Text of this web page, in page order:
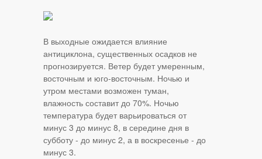
В выходные ожидается влияние
антициклона, существенных осадков не
прогнозируется. Ветер будет умеренным,
восточным и юго-восточным. Ночью и
утром местами возможен туман,
влажность составит до 70%. Ночью
температура будет варьироваться от
минус 3 до минус 8, в середине дня в
субботу - до минус 2, а в воскресенье - до
минус 3.